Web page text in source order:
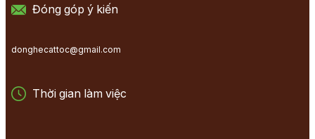
Đóng góp ý kiến
donghecattoc@gmail.com
Thời gian làm việc